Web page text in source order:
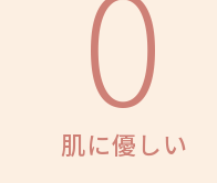
肌に優しい